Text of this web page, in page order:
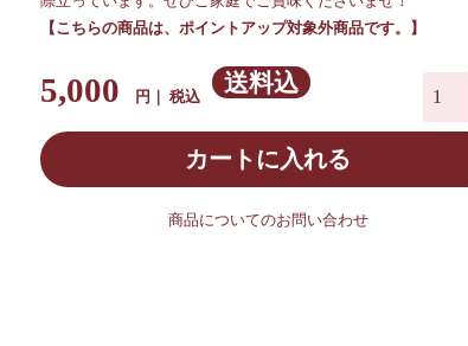
【こちらの商品は、ポイントアップ対象外商品です。】
5,000 税込
送料込
カートに入れる
商品についてのお問い合わせ